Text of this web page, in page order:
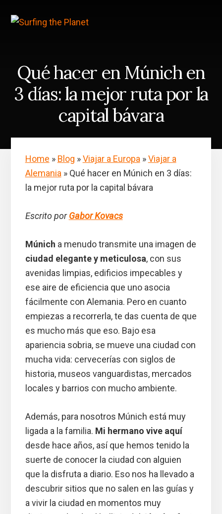
content
Qué hacer en Múnich en
3 días: la mejor ruta por la
capital bávara
Home » Blog »Viajar a Europa»Viajar a
Alemania» Qué hacer en Múnich en 3 días:
la mejor ruta por la capital bávara
Escrito porGabor Kovacs
Múnich a menudo transmite una imagen de
ciudad elegante y meticulosa, con sus
avenidas limpias, edificios impecables y
ese aire de eficiencia que uno asocia
fácilmente con Alemania. Pero en cuanto
empiezas a recorrerla, te das cuenta de que
es mucho más que eso. Bajo esa
apariencia sobria, se mueve una ciudad con
mucha vida: cervecerías con siglos de
historia, museos vanguardistas, mercados
locales y barrios con mucho ambiente.
Además, para nosotros Múnich está muy
ligada a la familia. Mi hermano vive aquí
desde hace años, así que hemos tenido la
suerte de conocer la ciudad con alguien
que la disfruta a diario. Eso nos ha llevado a
descubrir sitios que no salen en las guías y
a vivir la ciudad en momentos muy